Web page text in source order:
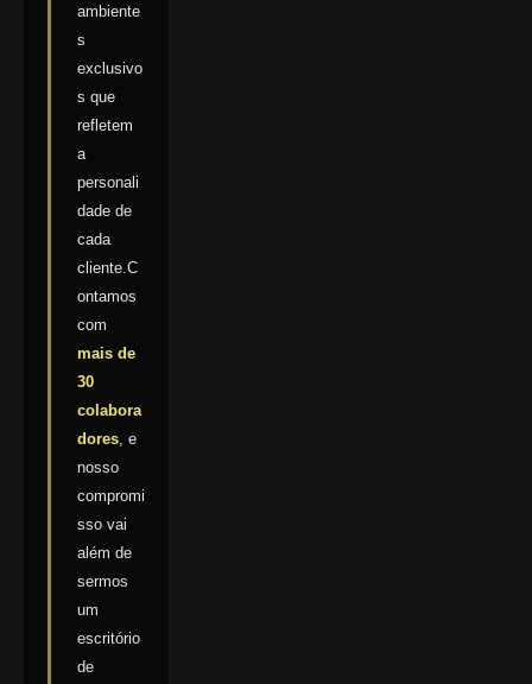
ambiente
s
exclusivo
s que
refletem
a
personali
dade de
cada
cliente.C
ontamos
com
mais de
30
colabora
dores , e
nosso
compromi
sso vai
além de
sermos
um
escritório
de